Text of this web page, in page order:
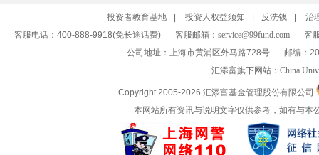
投资者教育基地 投资人权益须知 反洗钱
治
客服电话：400-888-9918(免长途话费)
客服邮箱： service@99fund.com
客
公司地址：上海市黄浦区外马路728号
邮编：
汇添富旗下网站： China
Copyright 2005-2026 汇添富基金管理股份有限公司
本网站所有资讯与说明文字仅供参考，如有与本